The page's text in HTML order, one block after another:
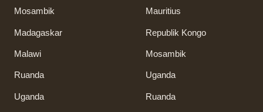
Mosambik
Madagaskar
Malawi
Ruanda
Uganda
Mauritius
Republik Kongo
Mosambik
Uganda
Ruanda